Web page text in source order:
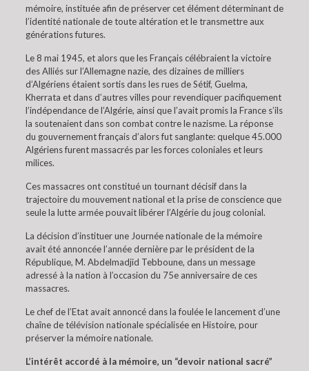
mémoire, instituée afin de préserver cet élément déterminant de
l’identité nationale de toute altération et le transmettre aux
générations futures.
Le 8 mai 1945, et alors que les Français célébraient la victoire
des Alliés sur l’Allemagne nazie, des dizaines de milliers
d’Algériens étaient sortis dans les rues de Sétif, Guelma,
Kherrata et dans d’autres villes pour revendiquer pacifiquement
l’indépendance de l’Algérie, ainsi que l’avait promis la France s’ils
la soutenaient dans son combat contre le nazisme. La réponse
du gouvernement français d’alors fut sanglante: quelque 45.000
Algériens furent massacrés par les forces coloniales et leurs
milices.
Ces massacres ont constitué un tournant décisif dans la
trajectoire du mouvement national et la prise de conscience que
seule la lutte armée pouvait libérer l’Algérie du joug colonial.
La décision d’instituer une Journée nationale de la mémoire
avait été annoncée l’année dernière par le président de la
République, M. Abdelmadjid Tebboune, dans un message
adressé à la nation à l’occasion du 75e anniversaire de ces
massacres.
Le chef de l’Etat avait annoncé dans la foulée le lancement d’une
chaîne de télévision nationale spécialisée en Histoire, pour
préserver la mémoire nationale.
L’intérêt accordé à la mémoire, un “devoir national sacré”